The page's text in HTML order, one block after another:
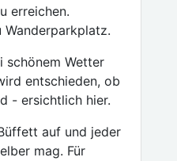
erreichen.
schönem Wetter
entschieden, ob
- ersichtlich hier.
auf und jeder
mag. Für